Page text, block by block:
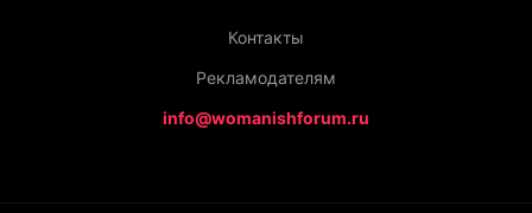
Контакты
Рекламодателям
info@womanishforum.ru